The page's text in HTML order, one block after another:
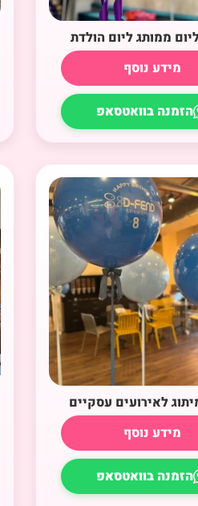
ממותג ליום הולדת
מידע נוסף
הזמנה בוואטסאפ
לאירועים עסקיים
מידע נוסף
הזמנה בוואטסאפ